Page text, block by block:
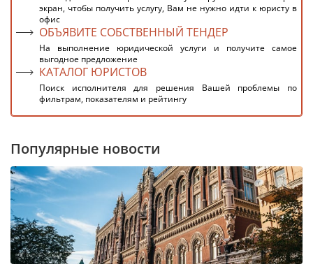
экран, чтобы получить услугу, Вам не нужно идти к юристу в
офис
ОБЪЯВИТЕ СОБСТВЕННЫЙ ТЕНДЕР
На выполнение юридической услуги и получите самое
выгодное предложение
КАТАЛОГ ЮРИСТОВ
Поиск исполнителя для решения Вашей проблемы по
фильтрам, показателям и рейтингу
Популярные новости